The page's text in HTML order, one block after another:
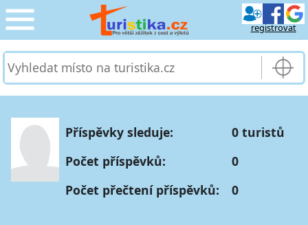
registrovat
CESTOVÁNÍ
SLUŽBY & DOPRAVA ›
PRO TURISTY ›
MOJE TURISTIKA ›
Příspěvky sleduje:
0 turistů
Počet příspěvků:
0
Počet přečtení příspěvků:
0